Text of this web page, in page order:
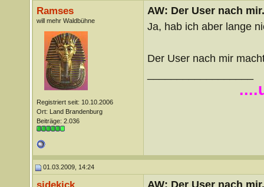
Ramses
will mehr Waldbühne
Registriert seit: 10.10.2006
Ort: Land Brandenburg
Beiträge: 2.036
AW: Der User nach
Ja, hab ich aber lange
Der User nach mir
01.03.2009, 14:24
sidekick
AW: Der User nach